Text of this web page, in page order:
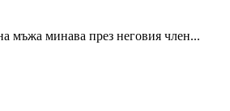
мъжа минава през неговия член...